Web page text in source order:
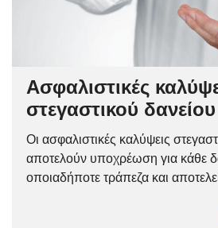
Ασφαλιστικές
στεγαστικού δανείου
Οι ασφαλιστικές καλύψεις
αποτελούν υποχρέωση για κάθε
οποιαδήποτε τράπεζα και